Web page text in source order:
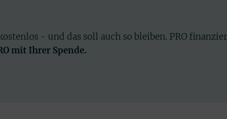
- und das soll auch so bleiben. PRO
mit Ihrer Spende.